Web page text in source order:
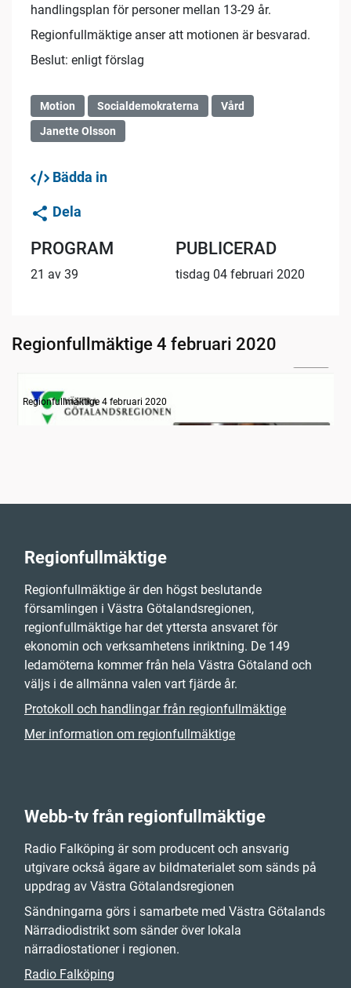
handlingsplan för personer mellan 13-29 år.
Regionfullmäktige anser att motionen är besvarad.
Beslut: enligt förslag
Motion Socialdemokraterna
Vård
Janette Olsson
Bädda in
Dela
PROGRAM
21 av 39
PUBLICERAD
tisdag 04 februari 2020
Regionfullmäktige 4 februari 2020
Information
Regionfullmäktige 4 februari 2020
Regionfullmäktige
Regionfullmäktige är den högst beslutande
församlingen i Västra Götalandsregionen,
regionfullmäktige har det yttersta ansvaret för
ekonomin och verksamhetens inriktning. De 149
ledamöterna kommer från hela Västra Götaland och
väljs i de allmänna valen vart fjärde år.
Protokoll och handlingar från regionfullmäktige
Mer information om regionfullmäktige
Webb-tv från regionfullmäktige
Radio Falköping är som producent och ansvarig
utgivare också ägare av bildmaterialet som sänds på
uppdrag av Västra Götalandsregionen
Sändningarna görs i samarbete med Västra Götalands
Närradiodistrikt som sänder över lokala
närradiostationer i regionen.
Radio Falköping